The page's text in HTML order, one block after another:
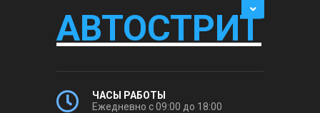
АВТОСТРИТ
ЧАСЫ РАБОТЫ
Ежедневно с 09:00 до 18:00